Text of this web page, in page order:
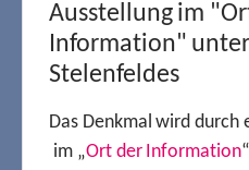
Ausstellung im
Information"
Stelenfeldes
Das Denkmal wird durch
im „Ort der Information